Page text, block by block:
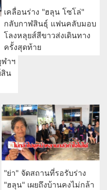
าฯ
น
เคลื่อนร่าง "ฮลุน โซโล่"
กลับกาฬสินธุ์ แฟนคลับมอบ
โลงหลุยส์สีขาวส่งเดินทาง
ครั้งสุดท้าย
"ย่า" จัดสถานที่รอรับร่าง
"ฮลุน" เผยถึงบ้านคงไม่กล้า